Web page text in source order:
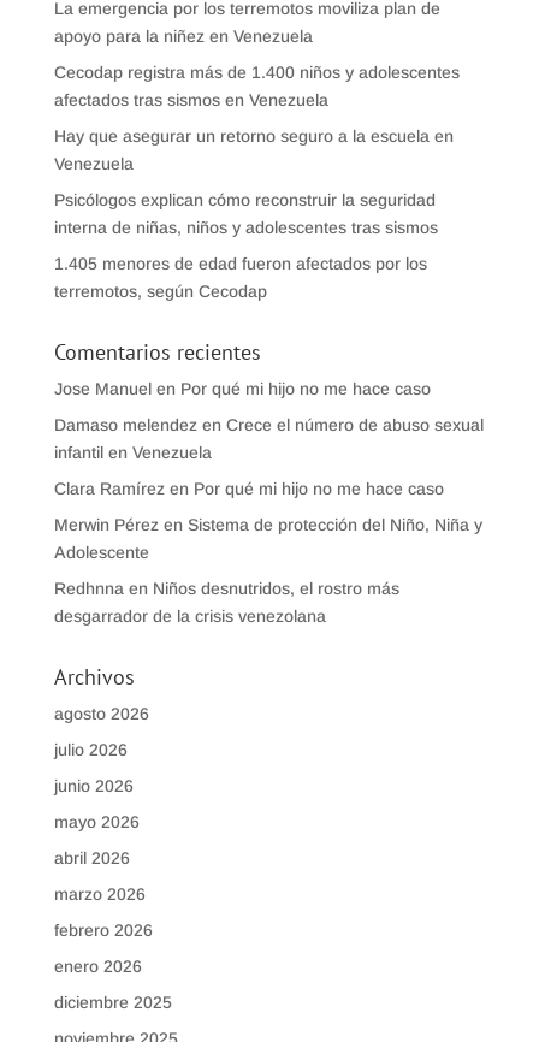
La emergencia por los terremotos moviliza plan de
apoyo para la niñez en Venezuela
Cecodap registra más de 1.400 niños y adolescentes
afectados tras sismos en Venezuela
Hay que asegurar un retorno seguro a la escuela en
Venezuela
Psicólogos explican cómo reconstruir la seguridad
interna de niñas, niños y adolescentes tras sismos
1.405 menores de edad fueron afectados por los
terremotos, según Cecodap
Comentarios recientes
Jose Manuelen Por qué mi hijo no me hace caso
Damaso melendez en Crece el número de abuso sexual
infantil en Venezuela
Clara Ramírez en Por qué mi hijo no me hace caso
Merwin Pérez en Sistema de protección del Niño, Niña y
Adolescente
Redhnna en Niños desnutridos, el rostro más
desgarrador de la crisis venezolana
Archivos
agosto 2026
julio 2026
junio 2026
mayo 2026
abril 2026
marzo 2026
febrero 2026
enero 2026
diciembre 2025